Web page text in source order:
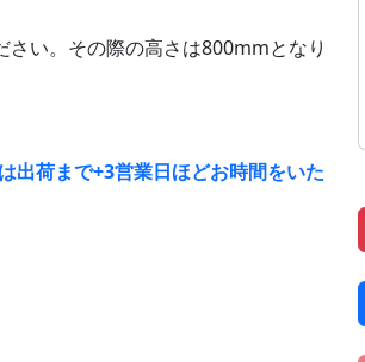
い。その際の高さは800mmとなり
出荷まで+3営業日ほどお時間をいた